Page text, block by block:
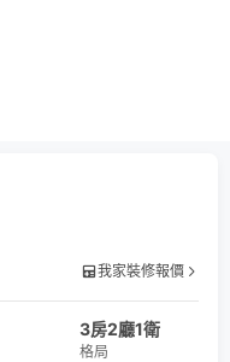
我家裝修報價
3房2廳1衛
格局